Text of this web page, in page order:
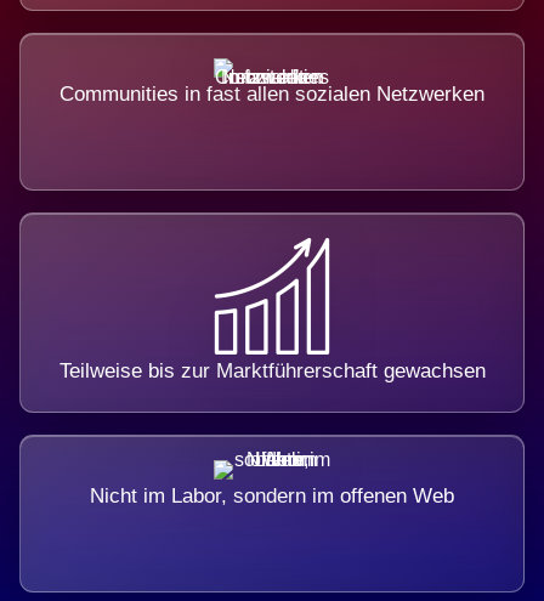
Communities in fast allen sozialen Netzwerken
Teilweise bis zur Marktführerschaft gewachsen
Nicht im Labor, sondern im offenen Web